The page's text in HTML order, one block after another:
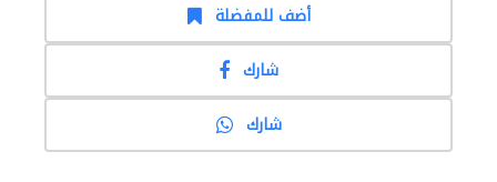
أضف للمفضلة
شارك
شارك